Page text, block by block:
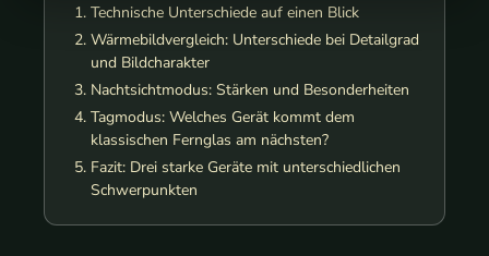
Technische Unterschiede auf einen Blick
Wärmebildvergleich: Unterschiede bei Detailgrad
und Bildcharakter
Nachtsichtmodus: Stärken und Besonderheiten
Tagmodus: Welches Gerät kommt dem
klassischen Fernglas am nächsten?
Fazit: Drei starke Geräte mit unterschiedlichen
Schwerpunkten